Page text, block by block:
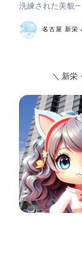
洗練された美貌
名古屋 新栄
＼ 新栄